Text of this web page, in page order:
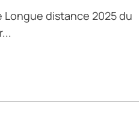
Longue distance 2025 du